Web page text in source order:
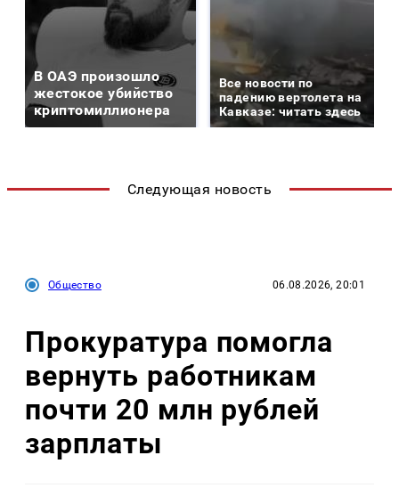
В ОАЭ произошло
жестокое убийство
криптомиллионера
Все новости по
падению вертолета на
Кавказе: читать здесь
Следующая новость
Общество 06.08.2026, 20:01
Прокуратура помогла
вернуть работникам
почти 20 млн рублей
зарплаты